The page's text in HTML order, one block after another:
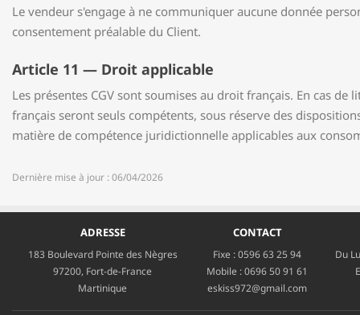
Le vendeur s'engage à ne communiquer aucune donnée
consentement préalable du Client.
Article 11 — Droit applicable
Les présentes CGV sont soumises au droit français. En cas de
français seront seuls compétents, sous réserve des
matière de compétence juridictionnelle applicables aux
Dernière mise à jour : 06/04/2026
ADRESSE
183 Boulevard Pointe des Nègres
97200, Fort-de-France
Martinique
CONTACT
Fixe :0596 63 25 94
Mobile :0696 50 91 61
eskiss972@gmail.com
Du